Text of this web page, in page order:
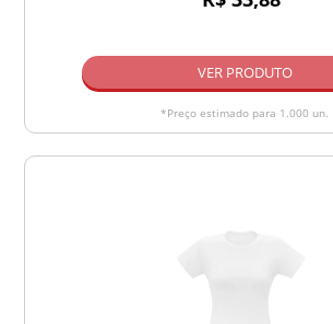
VER PRODUTO
*Preço estimado para 1.000 un.